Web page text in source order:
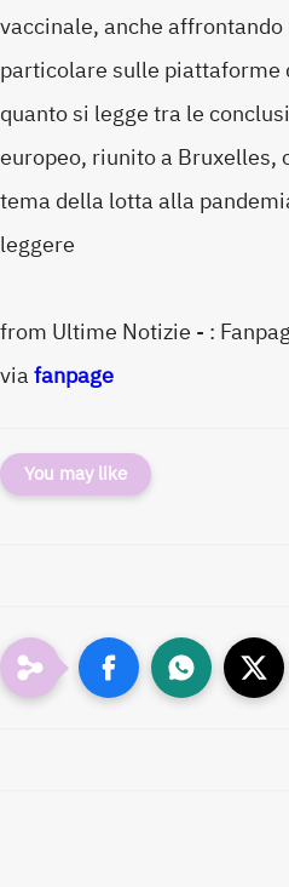
vaccinale, anche
particolare sulle piattaforme
quanto si legge tra le
europeo, riunito a Bruxelles,
tema della lotta alla
leggere
from Ultime Notizie - :
viafanpage
You may like